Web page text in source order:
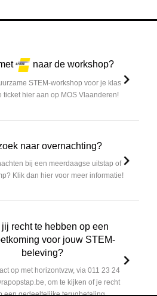
naar de workshop?
STEM-workshop voor je klas
ticket hier aan op MOS Vlaanderen!
naar overnachting?
bij een meerdaagse uitstap of
Klik dan hier voor meer informatie!
jij recht te hebben op een
voor jouw STEM-
beleving?
op met horizontvzw, via 011 23 24
om te kijken of je recht
een gedeeltelijke terugbetaling.